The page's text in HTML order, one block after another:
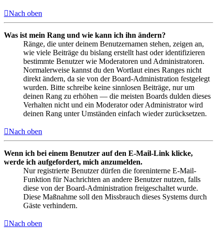
Nach oben
Was ist mein Rang und wie kann ich ihn ändern?
Ränge, die unter deinem Benutzernamen stehen, zeigen an,
wie viele Beiträge du bislang erstellt hast oder identifizieren
bestimmte Benutzer wie Moderatoren und Administratoren.
Normalerweise kannst du den Wortlaut eines Ranges nicht
direkt ändern, da sie von der Board-Administration festgelegt
wurden. Bitte schreibe keine sinnlosen Beiträge, nur um
deinen Rang zu erhöhen — die meisten Boards dulden dieses
Verhalten nicht und ein Moderator oder Administrator wird
deinen Rang unter Umständen einfach wieder zurücksetzen.
Nach oben
Wenn ich bei einem Benutzer auf den E-Mail-Link klicke,
werde ich aufgefordert, mich anzumelden.
Nur registrierte Benutzer dürfen die foreninterne E-Mail-
Funktion für Nachrichten an andere Benutzer nutzen, falls
diese von der Board-Administration freigeschaltet wurde.
Diese Maßnahme soll den Missbrauch dieses Systems durch
Gäste verhindern.
Nach oben